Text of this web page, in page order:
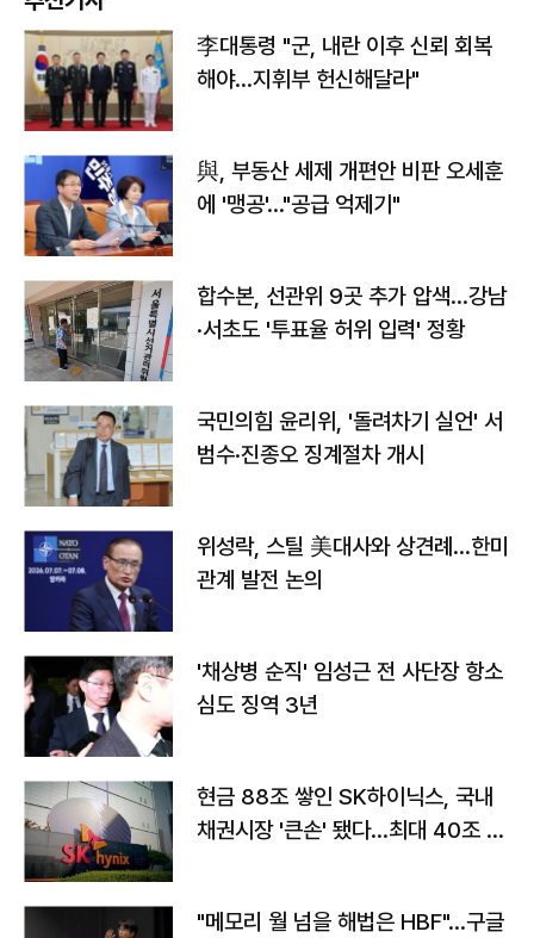
李대통령 "군, 내란 이후 신뢰 회복
해야…지휘부 헌신해달라"
與, 부동산 세제 개편안 비판 오세훈
에 '맹공'…"공급 억제기"
합수본, 선관위 9곳 추가 압색…강남
·서초도 '투표율 허위 입력' 정황
국민의힘 윤리위, '돌려차기 실언' 서
범수·진종오 징계절차 개시
위성락, 스틸 美대사와 상견례…한미
관계 발전 논의
'채상병 순직' 임성근 전 사단장 항소
심도 징역 3년
현금 88조 쌓인 SK하이닉스, 국내
채권시장 '큰손' 됐다…최대 40조 투
"메모리 월 넘을 해법은 HBF"…구글